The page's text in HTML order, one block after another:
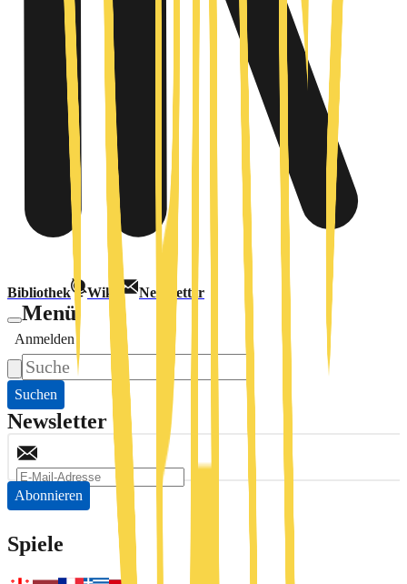
Bibliothek Wiki Newsletter
Menü
Anmelden
Suchen
Newsletter
Abonnieren
Spiele